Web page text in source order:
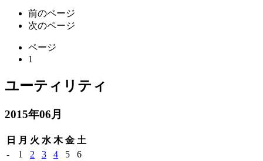
前のページ
次のページ
ページ
1
ユーティリティ
2015年06月
日 月 火 水 木 金 土
-
1 2 3 4 5
6